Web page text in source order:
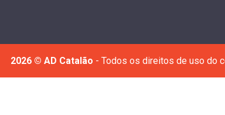
2026 © AD Catalão - Todos os direitos de uso do